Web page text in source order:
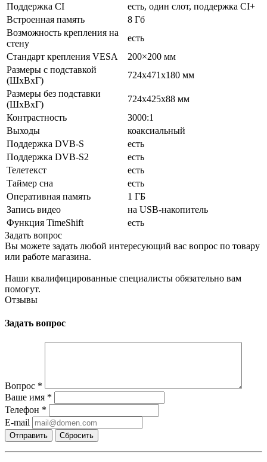
Поддержка CI
есть, один слот, поддержка CI+
Встроенная память
8 Гб
Возможность крепления на
стену
есть
Стандарт крепления VESA
200×200 мм
Размеры с подставкой
(ШxВxГ)
724x471x180 мм
Размеры без подставки
(ШxВxГ)
724x425x88 мм
Контрастность
3000:1
Выходы
коаксиальный
Поддержка DVB-S
есть
Поддержка DVB-S2
есть
Телетекст
есть
Таймер сна
есть
Оперативная память
1 ГБ
Запись видео
на USB-накопитель
Функция TimeShift
есть
Задать вопрос
Вы можете задать любой интересующий вас вопрос по товару
или работе магазина.
Наши квалифицированные специалисты обязательно вам
помогут.
Отзывы
Задать вопрос
Вопрос *
Ваше имя *
Телефон *
E-mail
Сбросить